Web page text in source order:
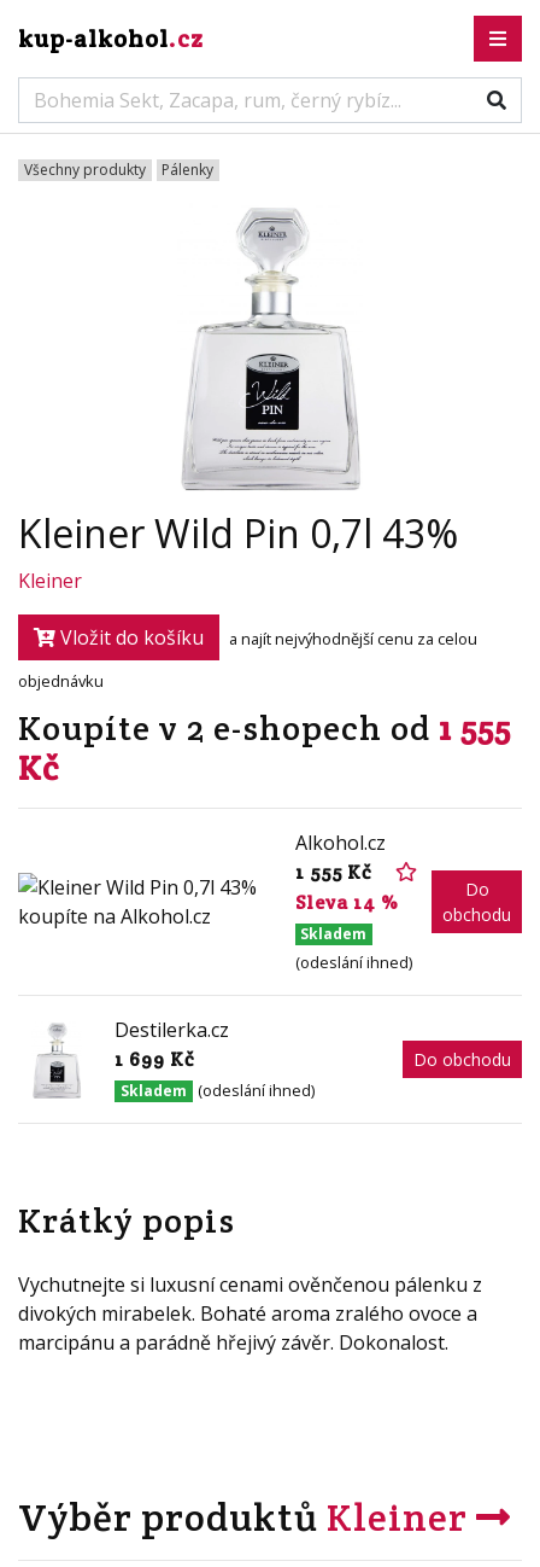
kup-alkohol.cz
Všechny produkty Pálenky
Kleiner Wild Pin 0,7l 43%
Kleiner
Vložit do košíku
a najít nejvýhodnější cenu za celou
objednávku
Koupíte v 2 e-shopech od 1 555
Kč
Alkohol.cz
1 555 Kč
Sleva 14 %
Skladem
(odeslání ihned)
Do
obchodu
Destilerka.cz
1 699 Kč
Skladem (odeslání ihned)
Do obchodu
Krátký popis
Vychutnejte si luxusní cenami ověnčenou pálenku z
divokých mirabelek. Bohaté aroma zralého ovoce a
marcipánu a parádně hřejivý závěr. Dokonalost.
Výběr produktů Kleiner